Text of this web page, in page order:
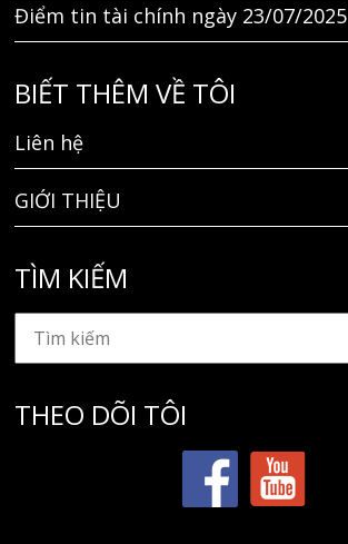
Điểm tin tài chính ngày 23/07/2025
BIẾT THÊM VỀ TÔI
Liên hệ
GIỚI THIỆU
TÌM KIẾM
THEO DÕI TÔI